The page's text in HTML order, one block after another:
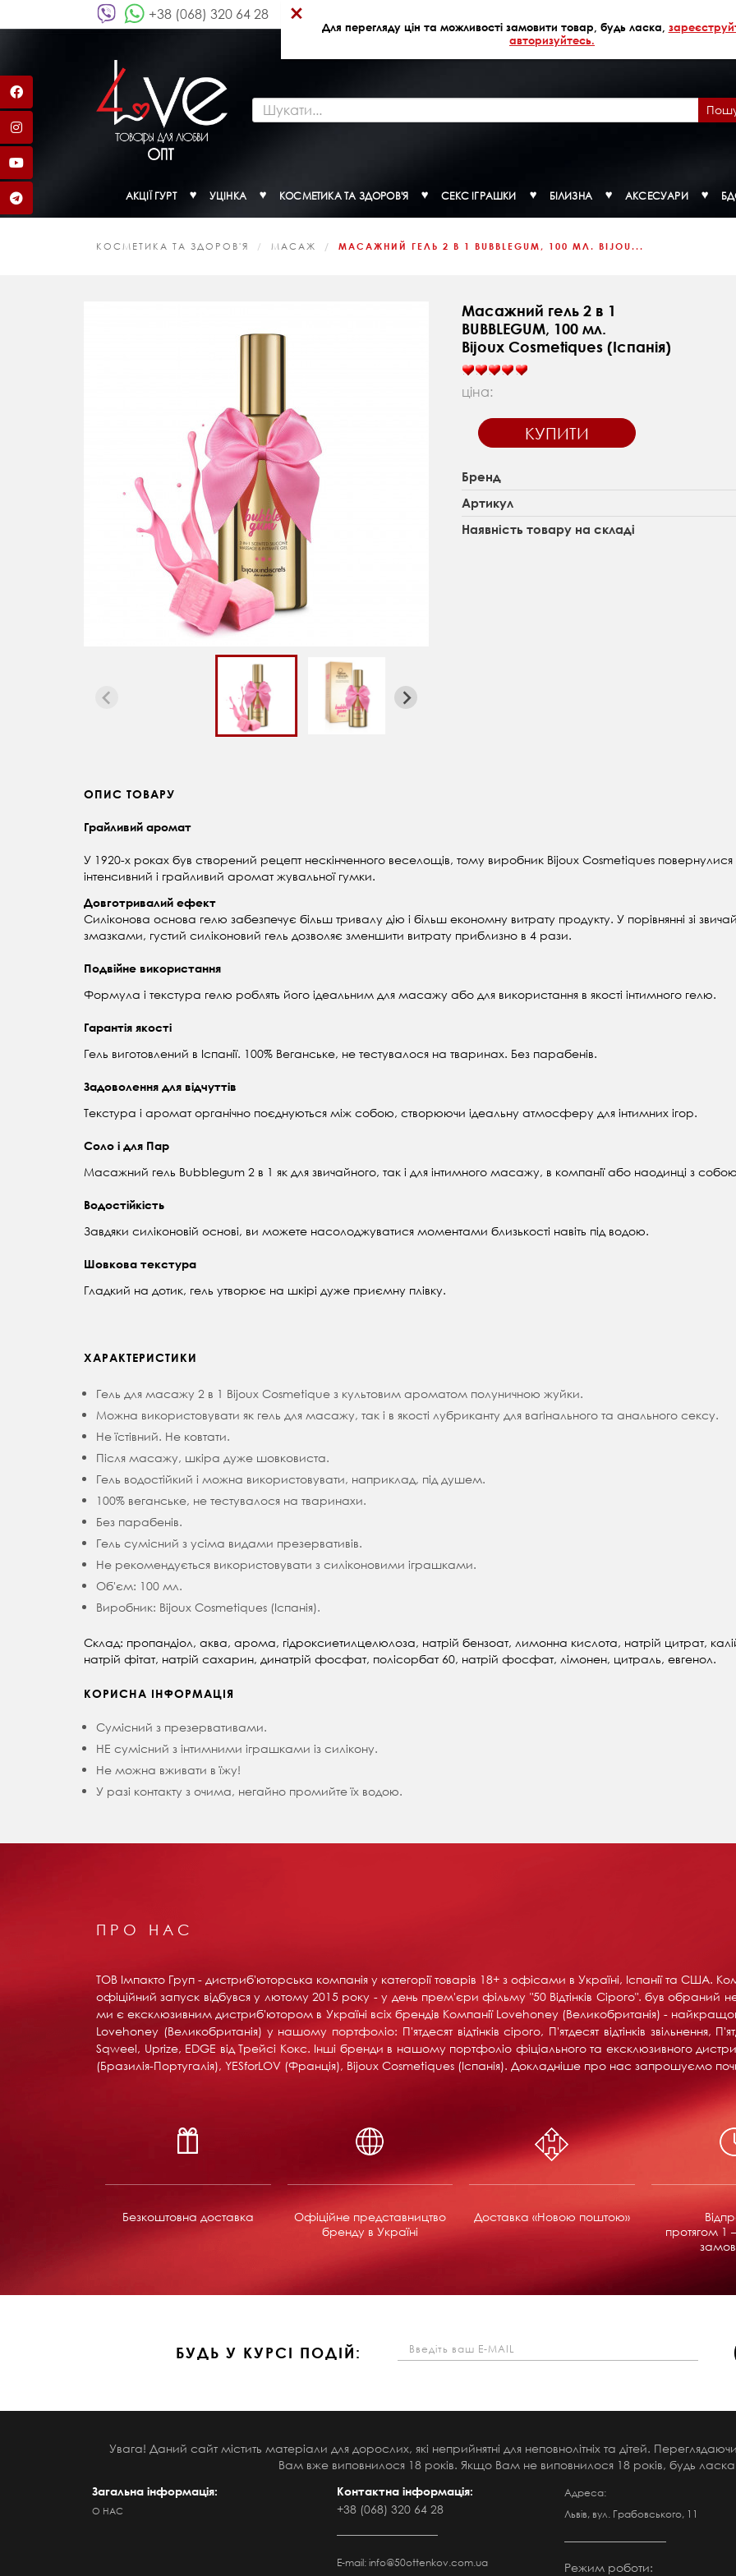
Для перегляду цін та можливості замовити товар, будь ласка,
авторизуйтесь.
×
+38 (068) 320 64 28
АКЦІЇ ГУРТ УЦІНКА КОСМЕТИКА ТА ЗДОРОВ'Я СЕКС ІГРАШКИ БІЛИЗНА АКСЕСУАРИ
КОСМЕТИКА ТА ЗДОРОВ'Я МАСАЖ МАСАЖНИЙ ГЕЛЬ 2 В 1 BUBBLEGUM, 100 МЛ. BIJOU...
Масажний гель 2 в 1
BUBBLEGUM, 100 мл.
Bijoux Cosmetiques (Іспанія)
ціна:
КУПИТИ
Бренд
Артикул
Наявність товару на складі
ОПИС ТОВАРУ
Грайливий аромат
У 1920-х роках був створений рецепт нескінченного веселощів, тому виробник Bijoux Cosmetiques
інтенсивний і грайливий аромат жувальної гумки.
Довготривалий ефект
Силіконова основа гелю забезпечує більш тривалу дію і більш економну витрату продукту. У порівнянні зі
змазками, густий силіконовий гель дозволяє зменшити витрату приблизно в 4 рази.
Подвійне використання
Формула і текстура гелю роблять його ідеальним для масажу або для використання в якості інтимного гелю.
Гарантія якості
Гель виготовлений в Іспанії. 100% Веганське, не тестувалося на тваринах. Без парабенів.
Задоволення для відчуттів
Текстура і аромат органічно поєднуються між собою, створюючи ідеальну атмосферу для інтимних ігор.
Соло і для Пар
Масажний гель Bubblegum 2 в 1 як для звичайного, так і для інтимного масажу, в компанії або наодинці з
Водостійкість
Завдяки силіконовій основі, ви можете насолоджуватися моментами близькості навіть під водою.
Шовкова текстура
Гладкий на дотик, гель утворює на шкірі дуже приємну плівку.
ХАРАКТЕРИСТИКИ
Гель для масажу 2 в 1 Bijoux Cosmetique з культовим ароматом полуничною жуйки.
Можна використовувати як гель для масажу, так і в якості лубриканту для вагінального та анального сексу.
Не їстівний. Не ковтати.
Після масажу, шкіра дуже шовковиста.
Гель водостійкий і можна використовувати, наприклад, під душем.
100% веганське, не тестувалося на тваринахи.
Без парабенів.
Гель сумісний з усіма видами презервативів.
Не рекомендується використовувати з силіконовими іграшками.
Об'єм: 100 мл.
Виробник: Bijoux Cosmetiques (Іспанія).
Склад: пропандіол, аква, арома, гідроксиетилцелюлоза, натрій бензоат, лимонна кислота, натрій цитрат,
натрій фітат, натрій сахарин, динатрій фосфат, полісорбат 60, натрій фосфат, лімонен, цитраль, евгенол.
КОРИСНА ІНФОРМАЦІЯ
Сумісний з презервативами.
НЕ сумісний з інтимними іграшками із силікону.
Не можна вживати в їжу!
У разі контакту з очима, негайно промийте їх водою.
ПРО НАС
ТОВ Імпакто Груп - дистриб'юторська компанія у категорії товарів 18+ ​​з офісами в Україні, Іспанії та США.
офіційний запуск відбувся у лютому 2015 року - у день прем'єри фільму "50 Відтінків Сірого". був обраний
ми є ексклюзивним дистриб'ютором в Україні всіх брендів Компанії Lovehoney (Великобританія) -
Lovehoney (Великобританія) у нашому портфоліо: П'ятдесят відтінків сірого, П'ятдесят відтінків звільнення,
Sqweel, Uprize, EDGE від Трейсі Кокс. Інші бренди в нашому портфоліо фіціального та ексклюзивного
(Бразилія-Португалія), YESforLOV (Франція), Bijoux Cosmetiques (Іспанія). Докладніше про нас запрошуємо
Безкоштовна доставка
Офіційне представництво
бренду в Україні
Доставка «Новою поштою»
протягом 1
БУДЬ У КУРСІ ПОДІЙ:
Увага! Даний сайт містить матеріали для дорослих, які неприйнятні для неповнолітніх та дітей.
Вам вже виповнилося 18 років. Якщо Вам не виповнилося 18 років, будь
Загальна інформація:
О НАС
Контактна інформація:
+38 (068) 320 64 28
E-mail:info@50ottenkov.com.ua
Адреса:
Львів, вул. Грабовського, 11
Режим роботи: